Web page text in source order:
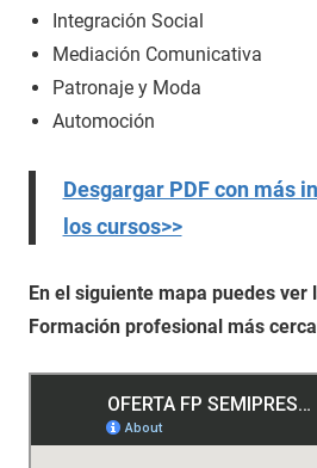
Integración Social
Mediación Comunicativa
Patronaje y Moda
Automoción
Desgargar PDF con más
los cursos>>
En el siguiente mapa puedes ver
Formación profesional más